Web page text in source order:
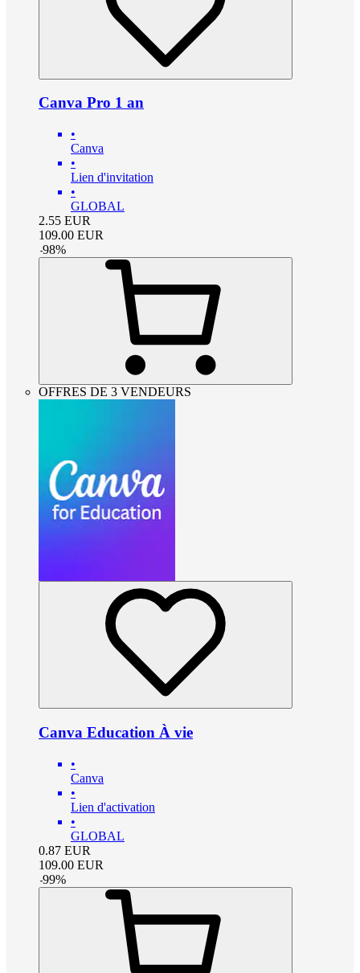
Canva Pro 1 an
•
Canva
•
Lien d'invitation
•
GLOBAL
2.55 EUR
109.00 EUR
-98%
OFFRES DE 3 VENDEURS
Canva Education À vie
•
Canva
•
Lien d'activation
•
GLOBAL
0.87 EUR
109.00 EUR
-99%